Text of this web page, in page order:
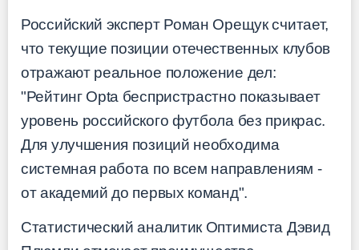
Российский эксперт Роман Орещук считает,
что текущие позиции отечественных клубов
отражают реальное положение дел:
"Рейтинг Opta беспристрастно показывает
уровень российского футбола без прикрас.
Для улучшения позиций необходима
системная работа по всем направлениям -
от академий до первых команд".
Статистический аналитик Оптимиста Дэвид